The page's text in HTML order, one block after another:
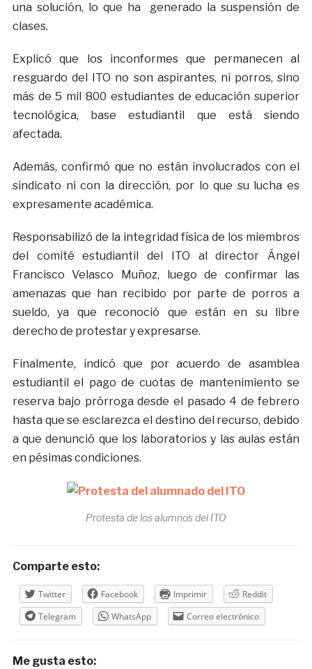
una solución, lo que ha generado la suspensión de
clases.
Explicó que los inconformes que permanecen al
resguardo del ITO no son aspirantes, ni porros, sino
más de 5 mil 800 estudiantes de educación superior
tecnológica, base estudiantil que está siendo
afectada.
Además, confirmó que no están involucrados con el
sindicato ni con la dirección, por lo que su lucha es
expresamente académica.
Responsabilizó de la integridad física de los miembros
del comité estudiantil del ITO al director Ángel
Francisco Velasco Muñoz, luego de confirmar las
amenazas que han recibido por parte de porros a
sueldo, ya que reconoció que están en su libre
derecho de protestar y expresarse.
Finalmente, indicó que por acuerdo de asamblea
estudiantil el pago de cuotas de mantenimiento se
reserva bajo prórroga desde el pasado 4 de febrero
hasta que se esclarezca el destino del recurso, debido
a que denunció que los laboratorios y las aulas están
en pésimas condiciones.
Protesta de los alumnos del ITO
Comparte esto:
Twitter Facebook Imprimir
Reddit
Telegram
WhatsApp Correo electrónico
Me gusta esto: